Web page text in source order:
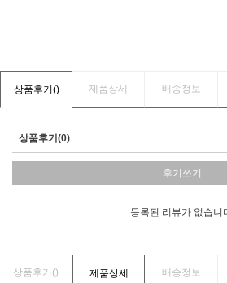
상품후기() 제품상세 배송정보
상품후기(0)
후기쓰기
등록된 리뷰가 없습니
상품후기() 제품상세 배송정보